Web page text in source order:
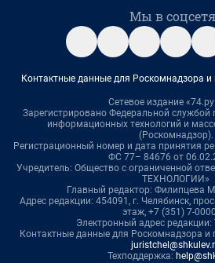
Мы в
Контактные данные для Роскомнадзора и
Сетевое издание
Зарегистрировано Федеральной службой
информационных технологий и
(Роскомнадзор).
Регистрационный номер и дата принятия
ФС 77– 84676 от
Учредитель: Общество с ограниченной
ТЕХНОЛОГИИ»
Главный редактор: Филипцева
Адрес редакции: 454091, г. Челябинск,
этаж, +7 (351) 7-
Электронный адрес редакции:
Контактные данные для Роскомнадзора и
Техподдержка: